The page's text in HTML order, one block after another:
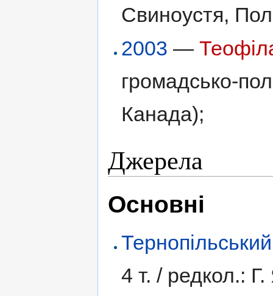
Свиноустя,
2003 —
громадсько-
Канада);
Джерела
Основні
4 т. /редкол.: Г.